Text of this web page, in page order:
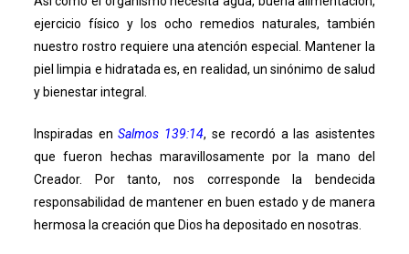
ejercicio físico y los ocho remedios naturales, también
nuestro rostro requiere una atención especial. Mantener la
piel limpia e hidratada es, en realidad, un sinónimo de salud
y bienestar integral.
Inspiradas enSalmos 139:14, se recordó a las asistentes
que fueron hechas maravillosamente por la mano del
Creador. Por tanto, nos corresponde la bendecida
responsabilidad de mantener en buen estado y de manera
hermosa la creación que Dios ha depositado en nosotras.